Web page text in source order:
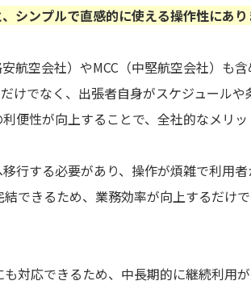
シンプルで直感的に使える操作性にあり
航空会社）やMCC（中堅航空会社）も
けでなく、出張者自身がスケジュール
便性が向上することで、全社的なメリッ
行する必要があり、操作が煩雑で利用者
できるため、業務効率が向上するだけ
対応できるため、中長期的に継続利用